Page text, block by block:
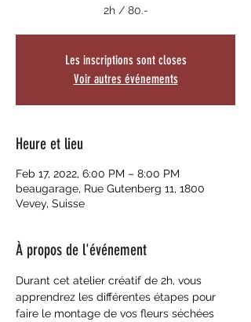
2h / 80.-
Les inscriptions sont closes
Voir autres événements
Heure et lieu
Feb 17, 2022, 6:00 PM – 8:00 PM
beaugarage, Rue Gutenberg 11, 1800
Vevey, Suisse
À propos de l'événement
Durant cet atelier créatif de 2h, vous
apprendrez les différentes étapes pour
faire le montage de vos fleurs séchées